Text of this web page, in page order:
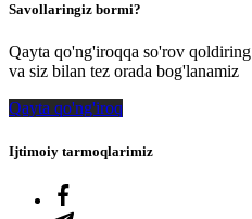
Savollaringiz bormi?
Qayta qo'ng'iroqqa so'rov qoldiring
va siz bilan tez orada bog'lanamiz
Qayta qo'ng'iroq
Ijtimoiy tarmoqlarimiz